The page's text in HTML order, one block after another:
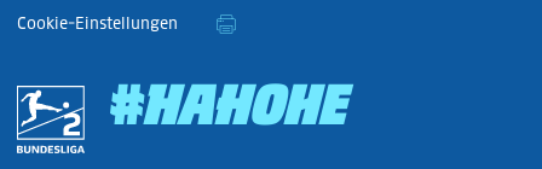
Cookie-Einstellungen
#HAHOHE